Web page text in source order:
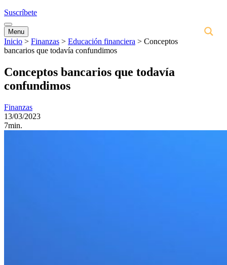
Suscríbete
Menu
Inicio > Finanzas > Educación financiera > Conceptos
bancarios que todavía confundimos
Conceptos bancarios que todavía
confundimos
Finanzas
13/03/2023
7min.